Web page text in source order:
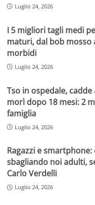
Luglio 24, 2026
I 5 migliori tagli medi
maturi, dal bob mosso
morbidi
Luglio 24, 2026
Tso in ospedale,
morì dopo 18 mesi: 2
famiglia
Luglio 24, 2026
Ragazzi e
sbagliando noi adulti,
Carlo Verdelli
Luglio 24, 2026